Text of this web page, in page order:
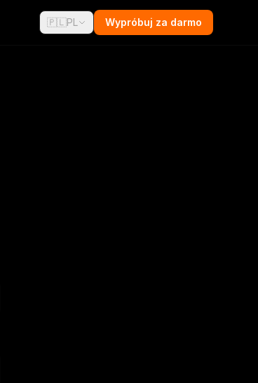
🇵🇱PL Wypróbuj za darmo